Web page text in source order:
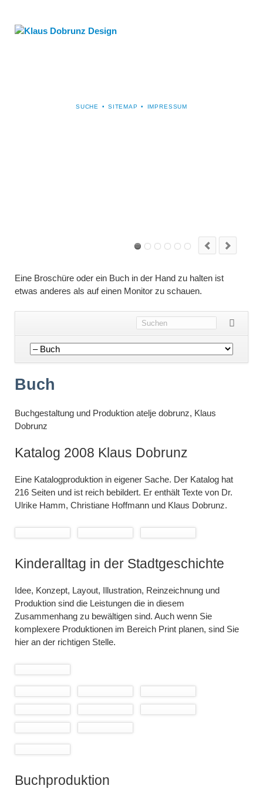
NAVIGATION
SUCHE SITEMAP IMPRESSUM
Eine Broschüre oder ein Buch in der Hand zu halten ist
etwas anderes als auf einen Monitor zu schauen.
Navigation
überspringen
Buch
Buchgestaltung und Produktion atelje dobrunz, Klaus
Dobrunz
Katalog 2008 Klaus Dobrunz
Eine Katalogproduktion in eigener Sache. Der Katalog hat
216 Seiten und ist reich bebildert. Er enthält Texte von Dr.
Ulrike Hamm, Christiane Hoffmann und Klaus Dobrunz.
Kinderalltag in der Stadtgeschichte
Idee, Konzept, Layout, Illustration, Reinzeichnung und
Produktion sind die Leistungen die in diesem
Zusammenhang zu bewältigen sind. Auch wenn Sie
komplexere Produktionen im Bereich Print planen, sind Sie
hier an der richtigen Stelle.
Buchproduktion